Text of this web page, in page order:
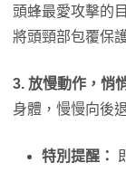
頭蜂最愛攻擊的
將頭頸部包覆保
3. 放慢動作，悄
身體，慢慢向後
特別提醒：